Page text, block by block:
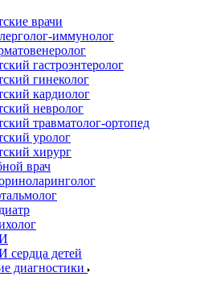
врачи
иммунолог
гастроэнтеролог
гинеколог
кардиолог
невролог
травматолог-ортопед
уролог
хирург
врач
сердца детей
диагностики